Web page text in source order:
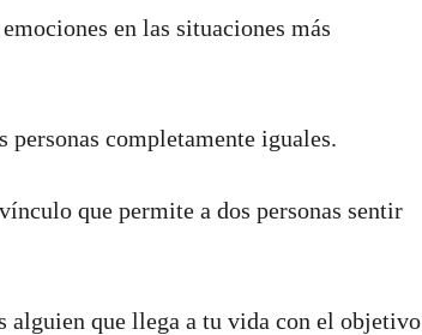
en las situaciones más
personas completamente iguales.
que permite a dos personas sentir
alguien que llega a tu vida con el objetivo